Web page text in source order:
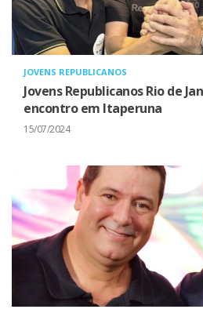
JOVENS REPUBLICANOS
Jovens Republicanos Rio de
encontro em Itaperuna
15/07/2024